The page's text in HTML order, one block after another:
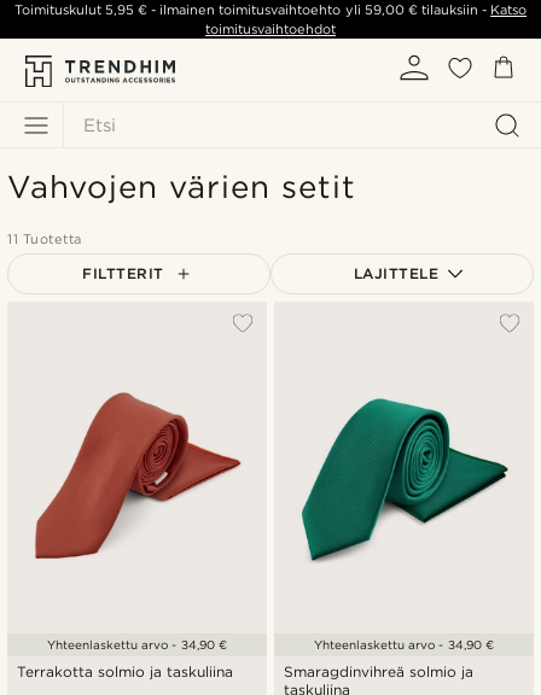
Etsi
Toimituskulut5,95 € - ilmainen toimitusvaihtoehto yli 59,00 €tilauksiin - Katso
toimitusvaihtoehdot
Vahvojen värien setit
11 Tuotetta
FILTTERIT LAJITTELE
Terrakotta solmio ja taskuliina
Yhteenlaskettu arvo - 34,90 €
Smaragdinvihreä solmio ja
taskuliina
Yhteenlaskettu arvo - 34,90 €